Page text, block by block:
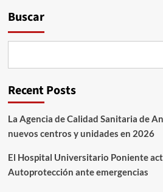
Buscar
Recent Posts
La Agencia de Calidad Sanitaria de
nuevos centros y unidades en 2026
El Hospital Universitario Poniente
Autoprotección ante emergencias